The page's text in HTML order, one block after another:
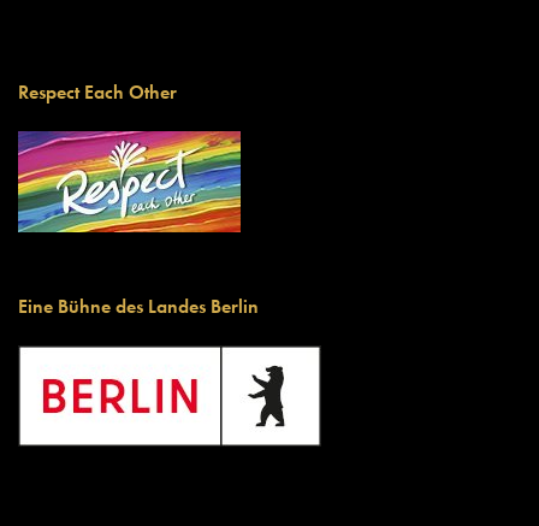
Respect Each Other
Eine Bühne des Landes Berlin